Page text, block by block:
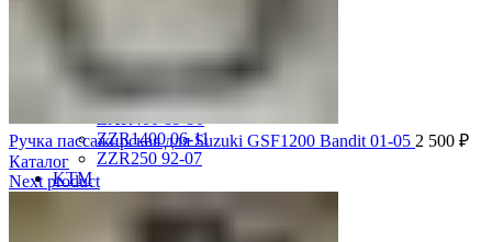
ZX-9R 94-97
ZX-9R Ninja 00-03
ZZR1400 06-11
ZZR250 92-07
KTM
DUKE125 12-16
Ручка пассажирская для Suzuki GSF1200 Bandit 01-05 2 500 ₽
Каталог
Next product